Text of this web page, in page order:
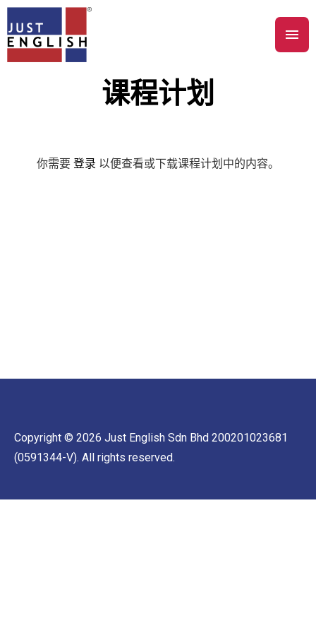
课程计划
你需要 登录 以便查看或下载课程计划中的内容。
Copyright © 2026 Just English Sdn Bhd 200201023681
(0591344-V). All rights reserved.